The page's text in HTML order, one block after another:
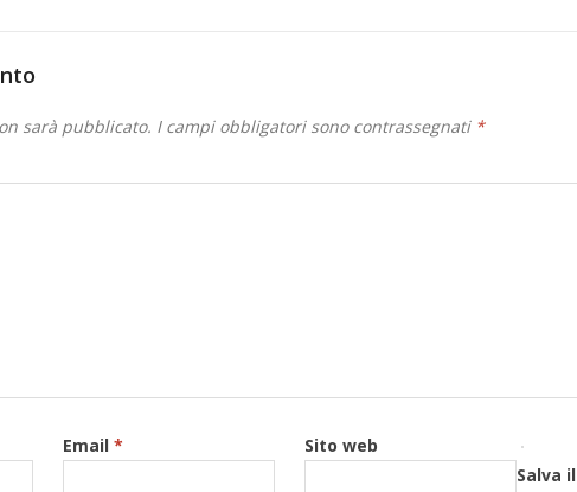
sarà pubblicato. I campi obbligatori sono contrassegnati *
Email *
Sito web
Salva il